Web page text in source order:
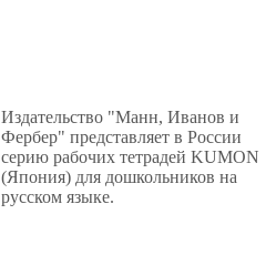
Издательство "Манн, Иванов и
Фербер" представляет в России
серию рабочих тетрадей KUMON
(Япония) для дошкольников на
русском языке.